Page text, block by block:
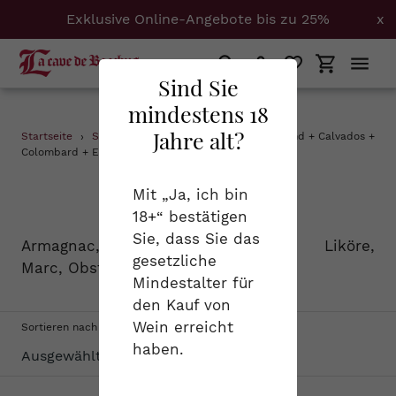
Sind Sie
mindestens 18
Jahre alt?
Mit „Ja, ich bin
18+“ bestätigen
Sie, dass Sie das
gesetzliche
Mindestalter für
den Kauf von
Wein erreicht
haben.
Direkt
zum
Exklusive Online-Angebote bis zu 25% x
Einloggen
Startseite › Spirituosen ›
0.5 + Armagnac + Burgund + Calvados +
Colombard + Elsass + Provence + Savoyen
S
a
m
m
l
u
Spirituosen
Armagnac, Cognac, Calvados, Liköre,
Marc, Obstbrand...
Sortieren nach